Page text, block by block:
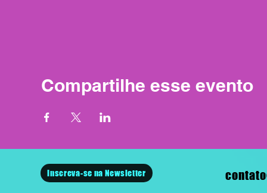
Compartilhe esse evento
Inscreva-se na Newsletter